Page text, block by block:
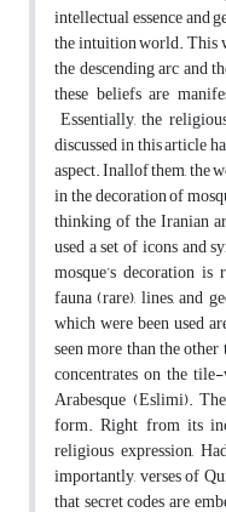
intellectual essence and
the intuition world. This
the descending arc and
these beliefs are
Essentially, the
discussed in this article
aspect. Inallof them, the
in the decoration of
thinking of the Iranian
used a set of icons and
mosque’s decoration
fauna (rare), lines, and
which were been used
seen more than the
concentrates on the
Arabesque (Eslimi).
form. Right from its
religious expression,
importantly, verses of
that secret codes are